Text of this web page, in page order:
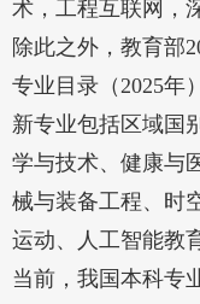
术，工程互联网，
除此之外，教育部
专业目录（2025年
新专业包括区域国
学与技术、健康与
械与装备工程、时
运动、人工智能教
当前，我国本科专